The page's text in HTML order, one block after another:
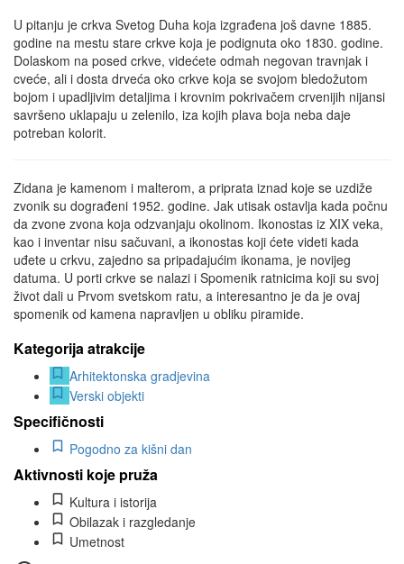
U pitanju je crkva Svetog Duha koja izgrađena još davne 1885.
godine na mestu stare crkve koja je podignuta oko 1830. godine.
Dolaskom na posed crkve, videćete odmah negovan travnjak i
cveće, ali i dosta drveća oko crkve koja se svojom bledožutom
bojom i upadljivim detaljima i krovnim pokrivačem crvenijih nijansi
savršeno uklapaju u zelenilo, iza kojih plava boja neba daje
potreban kolorit.
Zidana je kamenom i malterom, a priprata iznad koje se uzdiže
zvonik su dograđeni 1952. godine. Jak utisak ostavlja kada počnu
da zvone zvona koja odzvanjaju okolinom. Ikonostas iz XIX veka,
kao i inventar nisu sačuvani, a ikonostas koji ćete videti kada
uđete u crkvu, zajedno sa pripadajućim ikonama, je novijeg
datuma. U porti crkve se nalazi i Spomenik ratnicima koji su svoj
život dali u Prvom svetskom ratu, a interesantno je da je ovaj
spomenik od kamena napravljen u obliku piramide.
Kategorija atrakcije
Arhitektonska gradjevina
Verski objekti
Specifičnosti
Pogodno za kišni dan
Aktivnosti koje pruža
Kultura i istorija
Obilazak i razgledanje
Umetnost